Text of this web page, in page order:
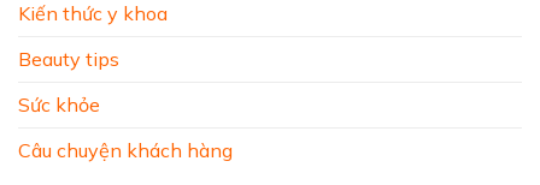
Kiến thức y khoa
Beauty tips
Sức khỏe
Câu chuyện khách hàng